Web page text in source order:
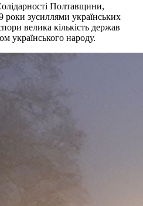
Полтавщини,
зусиллями українських
велика кількість держав
українського народу.